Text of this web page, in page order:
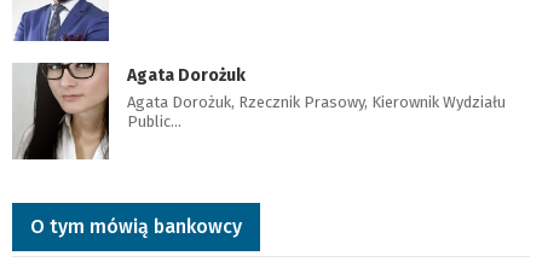
Agata Dorożuk
Agata Dorożuk, Rzecznik Prasowy, Kierownik Wydziału
Public…
O tym mówią bankowcy